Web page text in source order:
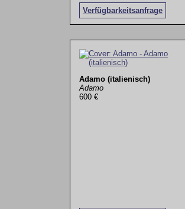
Verfügbarkeitsanfrage
Adamo (italienisch)
Adamo
600 €